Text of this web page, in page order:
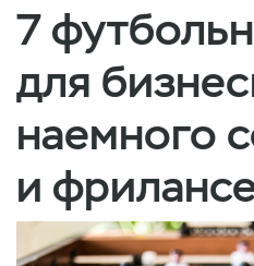
7
для
наемного
и